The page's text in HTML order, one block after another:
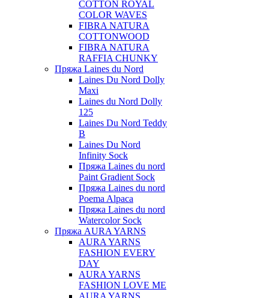
COTTON ROYAL
COLOR WAVES
FIBRA NATURA
COTTONWOOD
FIBRA NATURA
RAFFIA CHUNKY
Пряжа Laines du Nord
Laines Du Nord Dolly
Maxi
Laines du Nord Dolly
125
Laines Du Nord Teddy
B
Laines Du Nord
Infinity Sock
Пряжа Laines du nord
Paint Gradient Sock
Пряжа Laines du nord
Poema Alpaca
Пряжа Laines du nord
Watercolor Sock
Пряжа AURA YARNS
AURA YARNS
FASHION EVERY
DAY
AURA YARNS
FASHION LOVE ME
AURA YARNS